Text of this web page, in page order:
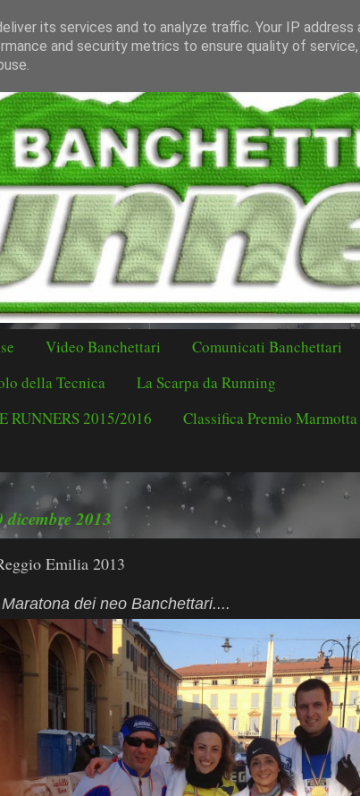
Video Banchettari Comunicati Banchettari
della Tecnica
La Scarpa da Running
RUNNERS 2015/2016
Classifica Premio
dicembre 2013
Emilia 2013
dei neo Banchettari....
its services and to analyze traffic. Your IP address
and security metrics to ensure quality of